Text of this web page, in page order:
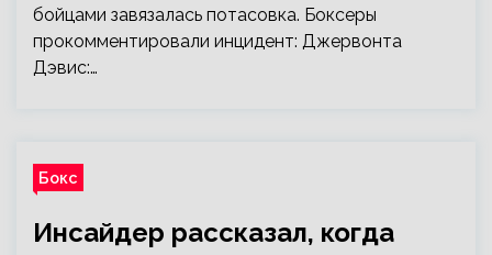
бойцами завязалась потасовка. Боксеры
прокомментировали инцидент: Джервонта
Дэвис:…
Бокс
Инсайдер рассказал, когда